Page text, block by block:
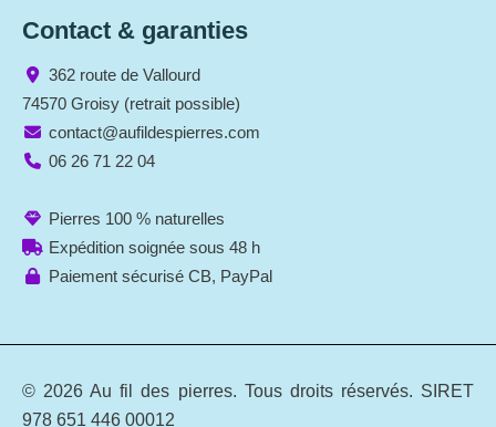
Contact & garanties
362 route de Vallourd
74570 Groisy (retrait possible)
contact@aufildespierres.com
06 26 71 22 04
Pierres 100 % naturelles
Expédition soignée sous 48 h
Paiement sécurisé CB, PayPal
© 2026 Au fil des pierres. Tous droits réservés. SIRET
978 651 446 00012